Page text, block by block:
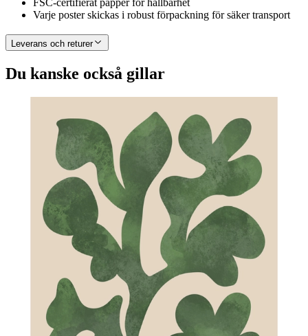
FSC-certifierat papper för hållbarhet
Varje poster skickas i robust förpackning för säker transport
Leverans och returer
Du kanske också gillar